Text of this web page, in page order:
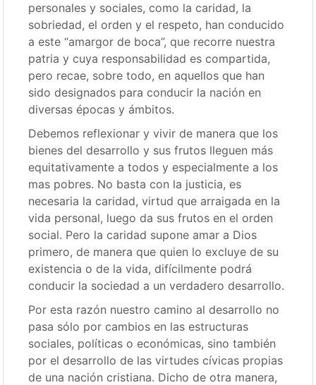
personales y sociales, como la caridad, la
sobriedad, el orden y el respeto, han conducido
a este “amargor de boca”, que recorre nuestra
patria y cuya responsabilidad es compartida,
pero recae, sobre todo, en aquellos que han
sido designados para conducir la nación en
diversas épocas y ámbitos.
Debemos reflexionar y vivir de manera que los
bienes del desarrollo y sus frutos lleguen más
equitativamente a todos y especialmente a los
mas pobres. No basta con la justicia, es
necesaria la caridad, virtud que arraigada en la
vida personal, luego da sus frutos en el orden
social. Pero la caridad supone amar a Dios
primero, de manera que quien lo excluye de su
existencia o de la vida, difícilmente podrá
conducir la sociedad a un verdadero desarrollo.
Por esta razón nuestro camino al desarrollo no
pasa sólo por cambios en las estructuras
sociales, políticas o económicas, sino también
por el desarrollo de las virtudes cívicas propias
de una nación cristiana. Dicho de otra manera,